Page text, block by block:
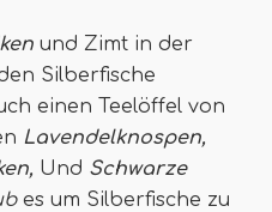
und Zimt in der
Silberfische
einen Teelöffel von
Lavendelknospen,
Und Schwarze
es um Silberfische zu